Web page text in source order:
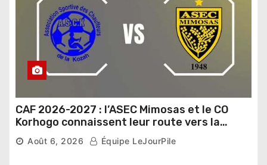
CAF 2026-2027 : l’ASEC Mimosas et le CO
Korhogo connaissent leur route vers la
phase de groupes
Août 6, 2026 Équipe LeJourPile